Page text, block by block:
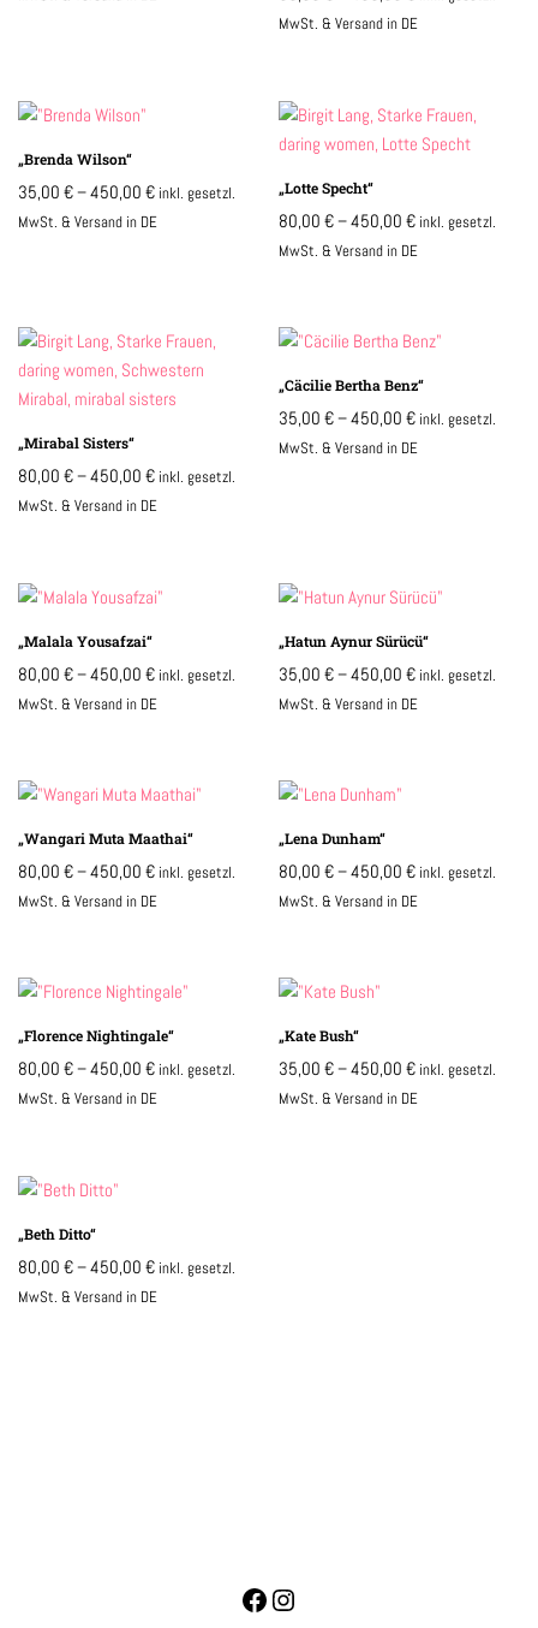
MwSt. & Versand in DE
„Brenda Wilson“
35,00 €–450,00 € inkl. gesetzl.
MwSt. & Versand in DE
„Lotte Specht“
80,00€–450,00€ inkl. gesetzl.
MwSt. & Versand in DE
„Mirabal Sisters“
80,00 €–450,00 € inkl. gesetzl.
MwSt. & Versand in DE
„Cäcilie Bertha Benz“
35,00€–450,00€ inkl. gesetzl.
MwSt. & Versand in DE
„Malala Yousafzai“
80,00 €–450,00 € inkl. gesetzl.
MwSt. & Versand in DE
„Hatun Aynur Sürücü“
35,00€–450,00€ inkl. gesetzl.
MwSt. & Versand in DE
„Wangari Muta Maathai“
80,00 €–450,00 € inkl. gesetzl.
MwSt. & Versand in DE
„Lena Dunham“
80,00€–450,00€ inkl. gesetzl.
MwSt. & Versand in DE
„Florence Nightingale“
80,00 €–450,00 € inkl. gesetzl.
MwSt. & Versand in DE
„Kate Bush“
35,00€–450,00€ inkl. gesetzl.
MwSt. & Versand in DE
„Beth Ditto“
80,00 €–450,00 € inkl. gesetzl.
MwSt. & Versand in DE